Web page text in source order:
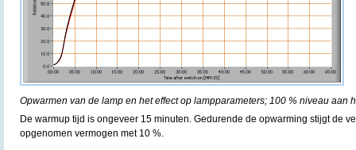
Opwarmen van de lamp en het effect op lampparameters; 100 % niveau aan
De warmup tijd is ongeveer 15 minuten. Gedurende de opwarming stijgt de
opgenomen vermogen met 10 %.